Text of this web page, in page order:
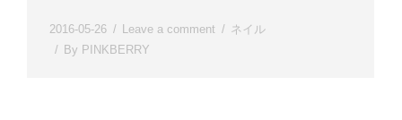
2016-05-26 Leave a comment
ネイル
By PINKBERRY